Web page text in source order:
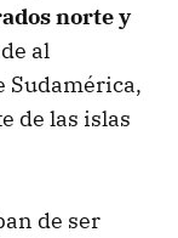
norte y
al
Sudamérica,
de las islas
de ser